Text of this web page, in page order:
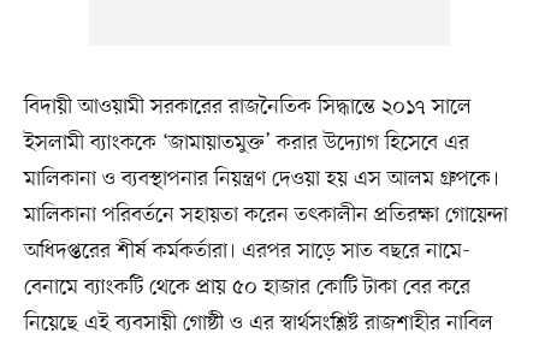
বিদায়ী আওয়ামী সরকারের রাজনৈতিক সিদ্ধান্তে ২০১৭ সালে
ইসলামী ব্যাংককে ‘জামায়াতমুক্ত’ করার উদ্যোগ হিসেবে এর
মালিকানা ও ব্যবস্থাপনার নিয়ন্ত্রণ দেওয়া হয় এস আলম গ্রুপকে।
মালিকানা পরিবর্তনে সহায়তা করেন তৎকালীন প্রতিরক্ষা গোয়েন্দা
অধিদপ্তরের শীর্ষ কর্মকর্তারা। এরপর সাড়ে সাত বছরে নামে-
বেনামে ব্যাংকটি থেকে প্রায় ৫০ হাজার কোটি টাকা বের করে
নিয়েছে এই ব্যবসায়ী গোষ্ঠী ও এর স্বার্থসংশ্লিষ্ট রাজশাহীর নাবিল